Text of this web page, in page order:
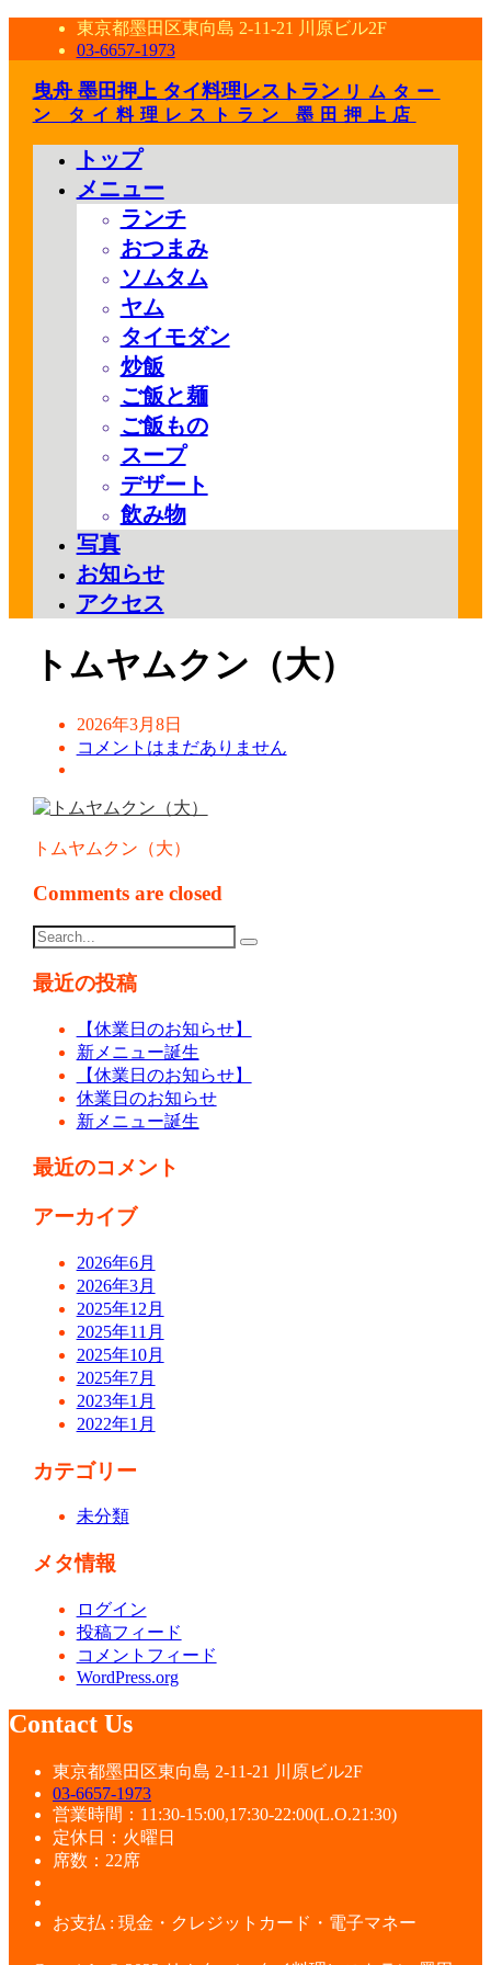
東京都墨田区東向島 2-11-21 川原ビル2F
03-6657-1973
曳舟 墨田押上 タイ料理レストラン リムター
ン タイ料理レストラン 墨田押上店
トップ
メニュー
ランチ
おつまみ
ソムタム
ヤム
タイモダン
炒飯
ご飯と麺
ご飯もの
スープ
デザート
飲み物
写真
お知らせ
アクセス
トムヤムクン（大）
2026年3月8日
コメントはまだありません
トムヤムクン（大）
Comments are closed
最近の投稿
【休業日のお知らせ】
新メニュー誕生
【休業日のお知らせ】
休業日のお知らせ
新メニュー誕生
最近のコメント
アーカイブ
2026年6月
2026年3月
2025年12月
2025年11月
2025年10月
2025年7月
2023年1月
2022年1月
カテゴリー
未分類
メタ情報
ログイン
投稿フィード
コメントフィード
WordPress.org
Contact Us
東京都墨田区東向島 2-11-21 川原ビル2F
03-6657-1973
営業時間：11:30-15:00,17:30-22:00(L.O.21:30)
定休日：火曜日
席数：22席
お支払 : 現金・クレジットカード・電子マネー